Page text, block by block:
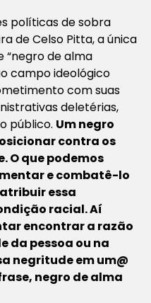
políticas de sobra
de Celso Pitta, a única
de alma
campo ideológico
com suas
deletérias,
público. Um negro
contra os
O que podemos
e combatê-lo
essa
racial. Aí
encontrar a razão
da pessoa ou na
negritude em um@
negro de alma